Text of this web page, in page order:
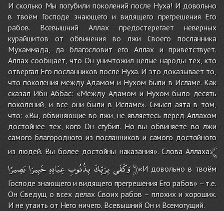
И сколько Мы погубили поколений после Нуха! И довольно
в твоём Господе знающего и видящего прегрешения Его
рабов. Всевышний Аллах предостерегает неверных
курайшитов от обвинения во лжи Своего посланника
Мухаммада, да благословит его Аллах и приветствует.
Аллах сообщает, что Он уничтожил целые народы тех, кто
отвергал Его посланников после Нуха. И это доказывает то,
что поколения между Адамом и Нухом были в Исламе. Как
сказал Ибн Аббас: «Между Адамом и Нухом было десять
поколений, и все они были в Исламе». Смысл аята в том,
что: «Вы, обвиняющие во лжи, не являетесь перед Аллахом
достойнее тех, кого Он сгубил. Но вы обвиняете во лжи
самого благородного из посланников и самого достойного
из людей. Вы более достойны наказания». Слова Аллаха:﴾
وَكَفَى بِرَبِّكَ بِذُنُوبِ عِبَادِهِخَبِيرَابَصِيرًا ﴿«И довольно в твоём
Господе знающего и видящего прегрешения Его рабов» – т.е.
Он Сведущ о всех делах Своих рабов – плохих и хороших.
И не утаить от Него ничего. Всевышний Он и Всемогущий.